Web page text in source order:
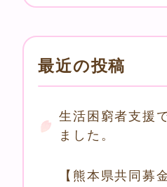
最近の投稿
生活困窮者支援
ました。
【熊本県共同募